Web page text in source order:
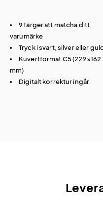
9 färger att matcha ditt
varumärke
Tryck i svart, silver eller
Kuvertformat C5 (229×162
mm)
Digitalt korrektur ingår